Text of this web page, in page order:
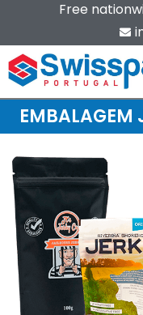
Free
EMBALAGEM